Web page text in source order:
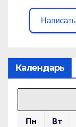
Написать
Календарь
Пн Вт